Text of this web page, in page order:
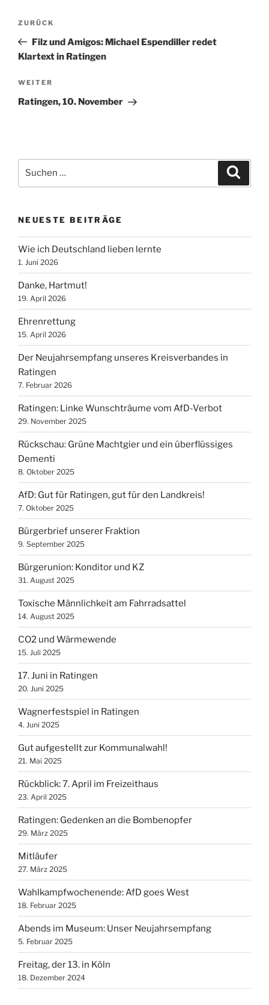
Beitragsnavigation
Vorheriger
Beitrag
ZURÜCK
Filz und Amigos: Michael Espendiller redet
Klartext in Ratingen
Nächster
Beitrag
WEITER
Ratingen, 10. November
nach:
NEUESTE BEITRÄGE
Wie ich Deutschland lieben lernte
1. Juni 2026
Danke, Hartmut!
19. April 2026
Ehrenrettung
15. April 2026
Der Neujahrsempfang unseres Kreisverbandes in
Ratingen
7. Februar 2026
Ratingen: Linke Wunschträume vom AfD-Verbot
29. November 2025
Rückschau: Grüne Machtgier und ein überflüssiges
Dementi
8. Oktober 2025
AfD: Gut für Ratingen, gut für den Landkreis!
7. Oktober 2025
Bürgerbrief unserer Fraktion
9. September 2025
Bürgerunion: Konditor und KZ
31. August 2025
Toxische Männlichkeit am Fahrradsattel
14. August 2025
CO2 und Wärmewende
15. Juli 2025
17. Juni in Ratingen
20. Juni 2025
Wagnerfestspiel in Ratingen
4. Juni 2025
Gut aufgestellt zur Kommunalwahl!
21. Mai 2025
Rückblick: 7. April im Freizeithaus
23. April 2025
Ratingen: Gedenken an die Bombenopfer
29. März 2025
Mitläufer
27. März 2025
Wahlkampfwochenende: AfD goes West
18. Februar 2025
Abends im Museum: Unser Neujahrsempfang
5. Februar 2025
Freitag, der 13. in Köln
18. Dezember 2024